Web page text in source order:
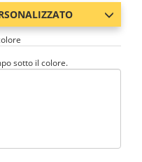
sotto il colore.